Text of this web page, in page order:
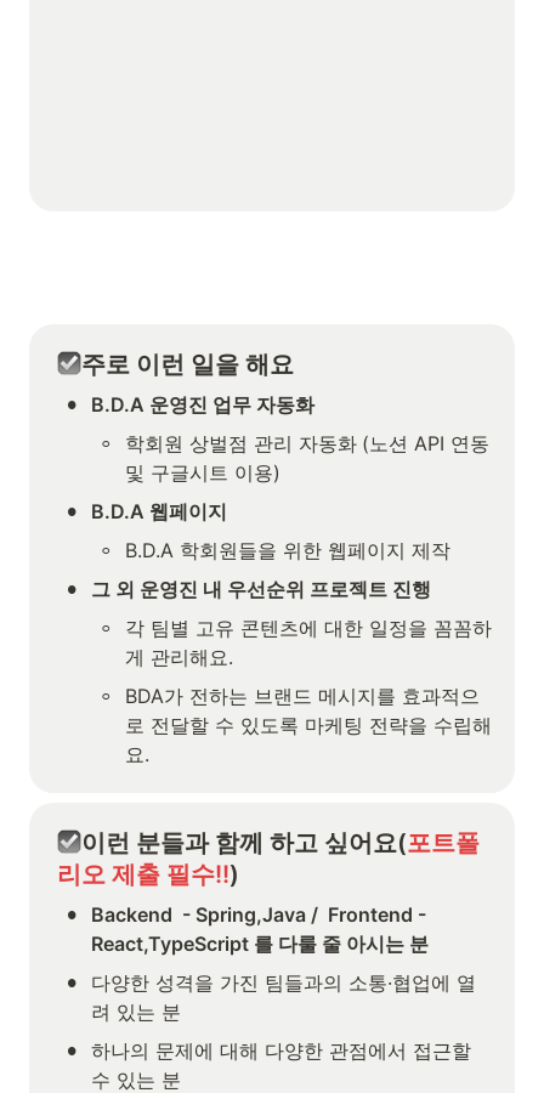
주로 이런 일을 해요
• B.D.A 운영진 업무 자동화
◦ 학회원 상벌점 관리 자동화 (노션 API 연동
및 구글시트 이용)
• B.D.A 웹페이지
◦ B.D.A 학회원들을 위한 웹페이지 제작
• 그 외 운영진 내 우선순위 프로젝트 진행
◦
각 팀별 고유 콘텐츠에 대한 일정을 꼼꼼하
게 관리해요.
◦
BDA가 전하는 브랜드 메시지를 효과적으
로 전달할 수 있도록 마케팅 전략을 수립해
요.
이런 분들과 함께 하고 싶어요(포트폴
리오 제출 필수!!)
•
Backend  - Spring,Java /  Frontend -
React,TypeScript 를 다룰 줄 아시는 분
•
다양한 성격을 가진 팀들과의 소통·협업에 열
려 있는 분
• 하나의 문제에 대해 다양한 관점에서 접근할
수 있는 분